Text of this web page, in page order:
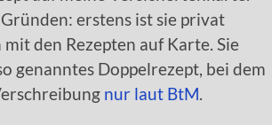
erstens ist sie privat
den Rezepten auf Karte. Sie
genanntes Doppelrezept, bei dem
nur laut BtM.